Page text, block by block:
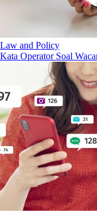
Law and Policy
Kata Operator Soal